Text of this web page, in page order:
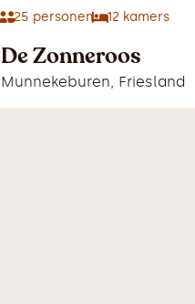
25 personen 12 kamers
De Zonneroos
Munnekeburen, Friesland